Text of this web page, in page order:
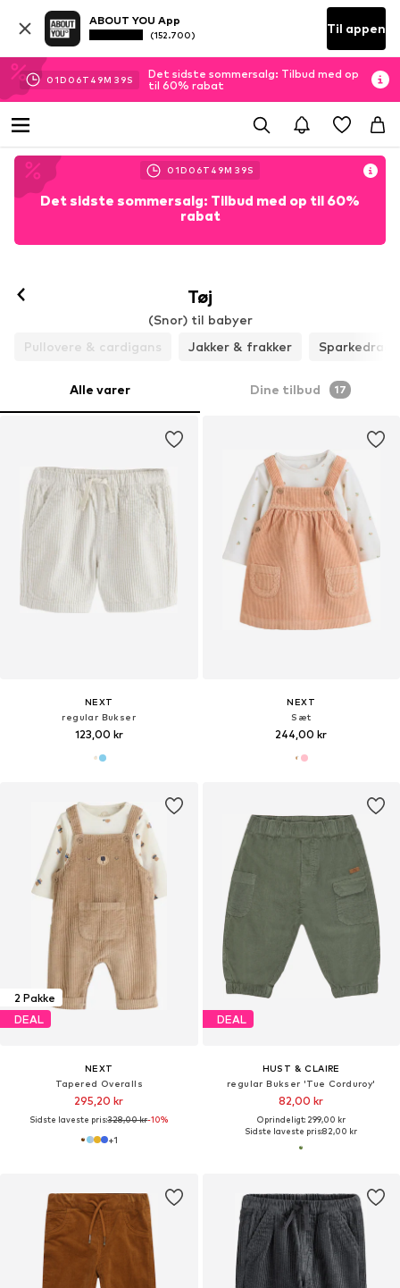
ABOUT YOU App
(152.700) Til appen
01D 06T 49M 37S
Det sidste sommersalg: Tilbud med op
til 60% rabat
01D 06T 49M 37S
Det sidste sommersalg: Tilbud med op til 60%
rabat
Tøj
(Snor) til babyer
Pullovere & cardigans
Jakker & frakker
Alle varer Dine tilbud 17
NEXT
regular Bukser
123,00 kr
NEXT
Sæt
244,00 kr
2 Pakke
DEAL
NEXT
Tapered Overalls
295,20 kr
Sidste laveste pris:328,00 kr-10%
+1
DEAL
HUST & CLAIRE
regular Bukser 'Tue Corduroy'
82,00 kr
Oprindeligt: 299,00 kr
Sidste laveste pris:82,00 kr